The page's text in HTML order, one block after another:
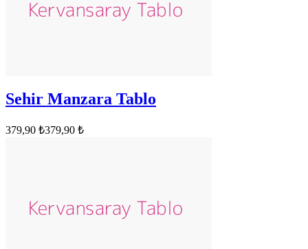
Sehir Manzara Tablo
379,90 ₺379,90 ₺